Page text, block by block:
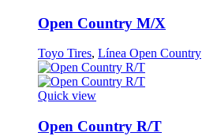
Open Country M/X
Toyo Tires, Línea Open Country
Quick view
Open Country R/T